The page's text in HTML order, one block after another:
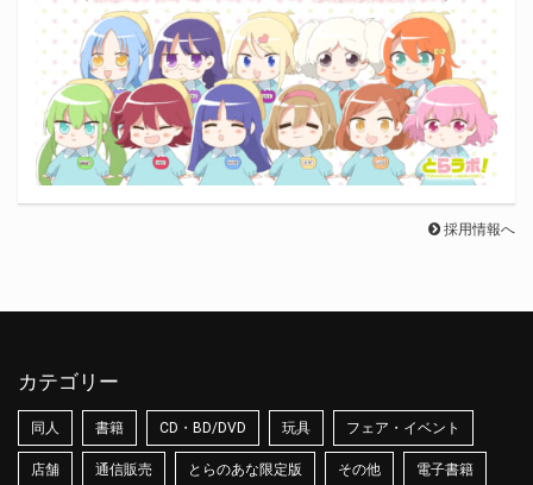
採用情報へ
カテゴリー
同人 書籍 CD・BD/DVD 玩具 フェア・イベント
店舗 通信販売 とらのあな限定版 その他 電子書籍